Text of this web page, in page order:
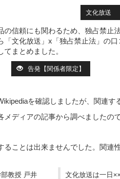
文化放送
信頼にも関わるため、独占禁止
「文化放送」x「独占禁止法」の
まとめました。
告発【関係者限定】
を確認しましたが、関連す
ディアの記事から調べましたの
ことは出来ませんでした。関連
教授 戸井
文化放送は一日